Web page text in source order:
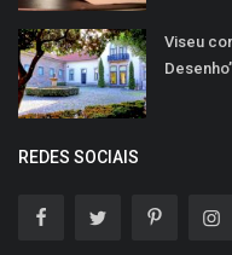
Viseu
REDES SOCIAIS